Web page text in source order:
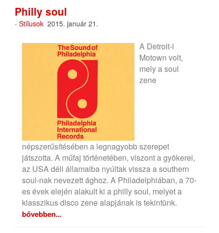
Philly soul
- Stílusok 2015. január 21.
A Detroit-i
Motown volt,
mely a soul
zene
népszerűsítésében a legnagyobb szerepet
játszotta. A műfaj történetében, viszont a gyökerei,
az USA déli államaiba nyúltak vissza a southern
soul-nak nevezett ághoz. A Philadelphiában, a 70-
es évek elején alakult ki a philly soul, melyet a
klasszikus disco zene alapjának is tekintünk.
bővebben...